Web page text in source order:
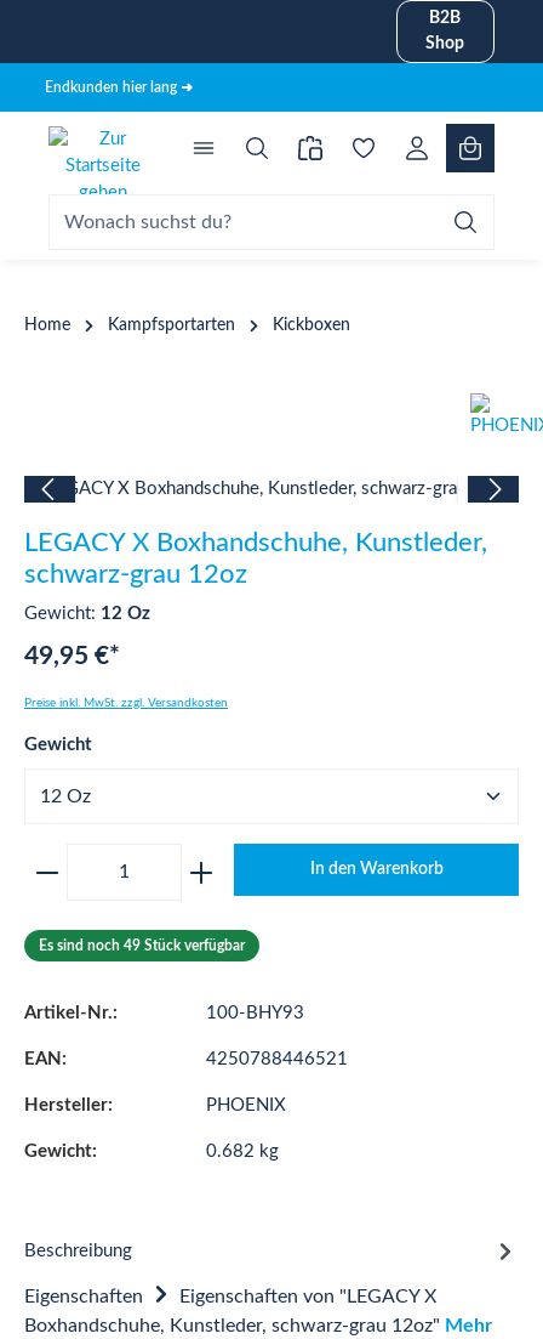
B2B
Shop
Endkunden hier lang ➜
Home Kampfsportarten Kickboxen
Bildergalerie überspringen
LEGACY X Boxhandschuhe, Kunstleder,
schwarz-grau 12oz
Gewicht: 12 Oz
49,95 €*
Preise inkl. MwSt. zzgl. Versandkosten
Gewichtauswählen
Produkt Anzahl: Gib den gewünschten
In den Warenkorb
Es sind noch 49 Stück verfügbar
Artikel-Nr.: 100-BHY93
EAN: 4250788446521
Hersteller: PHOENIX
Gewicht: 0.682 kg
Beschreibung
Eigenschaften
Eigenschaften von "LEGACY X
Boxhandschuhe, Kunstleder, schwarz-grau 12oz" Mehr